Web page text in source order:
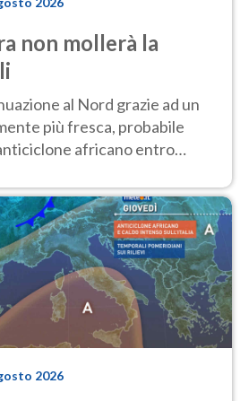
non mollerà la
al Nord grazie ad un
più fresca, probabile
africano entro
2026